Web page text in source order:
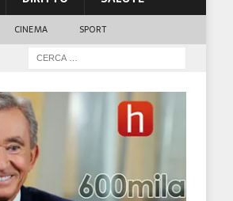
CINEMA SPORT